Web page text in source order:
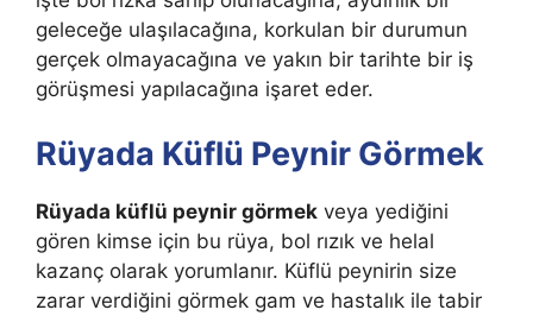
geleceğe ulaşılacağına, korkulan bir durumun
gerçek olmayacağına ve yakın bir tarihte bir iş
görüşmesi yapılacağına işaret eder.
Rüyada Küflü Peynir Görmek
Rüyada küflü peynir görmek veya yediğini
gören kimse için bu rüya, bol rızık ve helal
kazanç olarak yorumlanır. Küflü peynirin size
zarar verdiğini görmek gam ve hastalık ile tabir